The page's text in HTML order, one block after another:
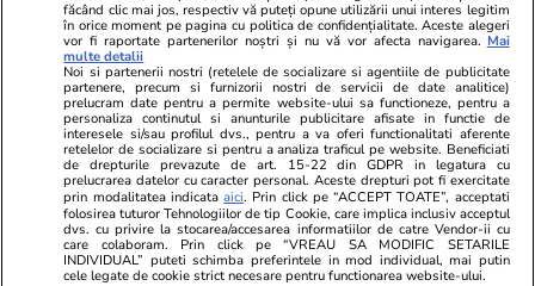
PARTENERI
făcând clic mai jos, respectiv vă puteți opune utilizării unui interes legitim
în orice moment pe pagina cu politica de confidențialitate. Aceste alegeri
vor fi raportate partenerilor noștri și nu vă vor afecta navigarea. Mai
multe detalii
Noi si partenerii nostri (retelele de socializare si agentiile de publicitate
partenere, precum si furnizorii nostri de servicii de date analitice)
prelucram date pentru a permite website-ului sa functioneze, pentru a
personaliza continutul si anunturile publicitare afisate in functie de
interesele si/sau profilul dvs., pentru a va oferi functionalitati aferente
retelelor de socializare si pentru a analiza traficul pe website. Beneficiati
de drepturile prevazute de art. 15-22 din GDPR in legatura cu
prelucrarea datelor cu caracter personal. Aceste drepturi pot fi exercitate
prin modalitatea indicataaici. Prin click pe “ACCEPT TOATE”, acceptati
folosirea tuturor Tehnologiilor de tip Cookie, care implica inclusiv acceptul
dvs. cu privire la stocarea/accesarea informatiilor de catre Vendor-ii cu
care colaboram. Prin click pe “VREAU SA MODIFIC SETARILE
INDIVIDUAL” puteti schimba preferintele in mod individual, mai putin
cele legate de cookie strict necesare pentru functionarea website-ului.